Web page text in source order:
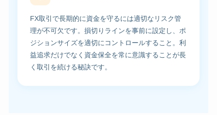
FX取引で長期的に資金を守るには適切なリスク管
理が不可欠です。損切りラインを事前に設定し、ポ
ジションサイズを適切にコントロールすること。利
益追求だけでなく資金保全を常に意識することが長
く取引を続ける秘訣です。